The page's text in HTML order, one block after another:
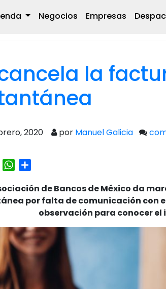
Negocios Empresas
la
2020 por Manuel Galicia
TwitterWhatsApp
de Bancos de México da
por falta de comunicación con
observación para conocer